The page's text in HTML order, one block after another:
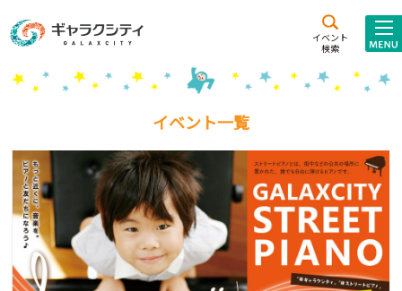
イベント
検索
施設案内
こども
西新井
施設･
施設貸出･団体利用
こどもみーてぃんぐ
Gがくえん
イベント一覧